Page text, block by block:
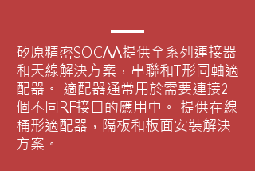
矽原精密SOCAA提供全系列連接器
和天線解決方案，串聯和T形同軸適
配器。 適配器通常用於需要連接2
個不同RF接口的應用中。 提供在線
桶形適配器，隔板和板面安裝解決
方案。